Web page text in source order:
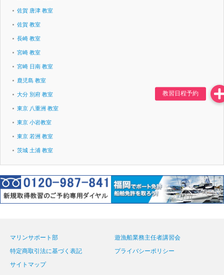
佐賀 唐津 教室
佐賀 教室
長崎 教室
宮崎 教室
宮崎 日南 教室
鹿児島 教室
大分 別府 教室
東京 八重洲 教室
東京 小岩教室
東京 若洲 教室
茨城 土浦 教室
マリンサポート部
遊漁船業務主任者講習会
特定商取引法に基づく表記
プライバシーポリシー
サイトマップ